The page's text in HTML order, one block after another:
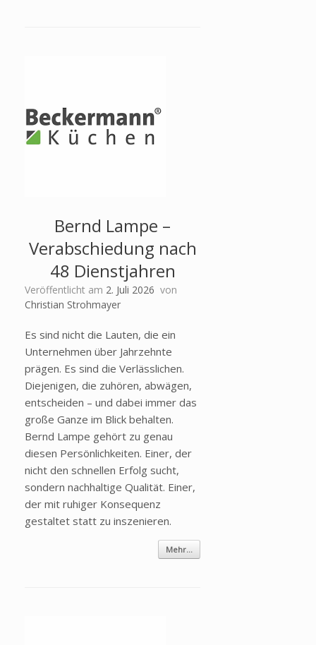
Bernd Lampe –
Verabschiedung nach
48 Dienstjahren
Veröffentlicht am 2. Juli 2026 von
Christian Strohmayer
Es sind nicht die Lauten, die ein
Unternehmen über Jahrzehnte
prägen. Es sind die Verlässlichen.
Diejenigen, die zuhören, abwägen,
entscheiden – und dabei immer das
große Ganze im Blick behalten.
Bernd Lampe gehört zu genau
diesen Persönlichkeiten. Einer, der
nicht den schnellen Erfolg sucht,
sondern nachhaltige Qualität. Einer,
der mit ruhiger Konsequenz
gestaltet statt zu inszenieren.
Mehr...